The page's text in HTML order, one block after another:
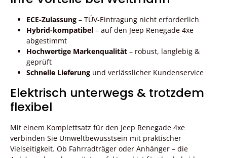
ECE-Zulassung – TÜV-Eintragung nicht erforderlich
Hybrid-kompatibel – auf den Jeep Renegade 4xe
abgestimmt
Hochwertige Markenqualität – robust, langlebig &
geprüft
Schnelle Lieferung und verlässlicher Kundenservice
Elektrisch unterwegs & trotzdem
flexibel
Mit einem Komplettsatz für den Jeep Renegade 4xe
verbinden Sie Umweltbewusstsein mit praktischer
Vielseitigkeit. Ob Fahrradträger oder Anhänger – die